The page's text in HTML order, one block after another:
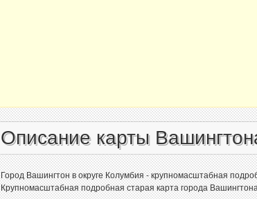
Описание карты
Город Вашингтон в округе Колумбия - крупномасштабная
Крупномасштабная подробная старая карта города